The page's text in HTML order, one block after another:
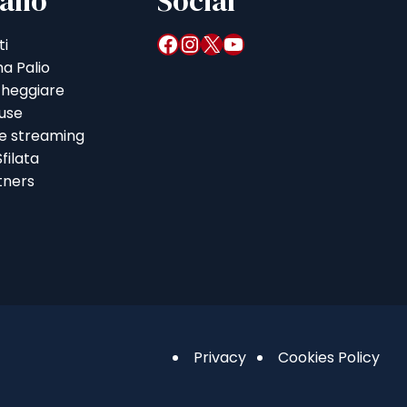
Palio
streaming
Facebook InstagramX YouTube
Privacy Cookies Policy